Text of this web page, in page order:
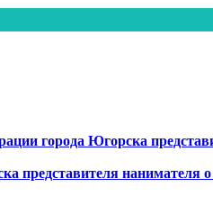
города Югорска
нанимателя